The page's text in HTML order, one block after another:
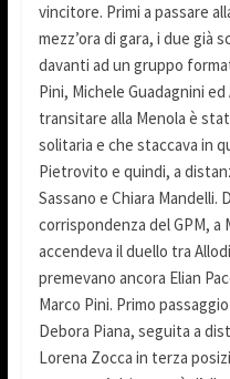
vincitore. Primi a passare
mezz’ora di gara, i due già
davanti ad un gruppo
Pini, Michele Guadagnini
transitare alla Menola è
solitaria e che staccava in
Pietrovito e quindi, a
Sassano e Chiara Mandelli.
corrispondenza del GPM, a
accendeva il duello tra
premevano ancora Elian
Marco Pini. Primo
Debora Piana, seguita a
Lorena Zocca in terza